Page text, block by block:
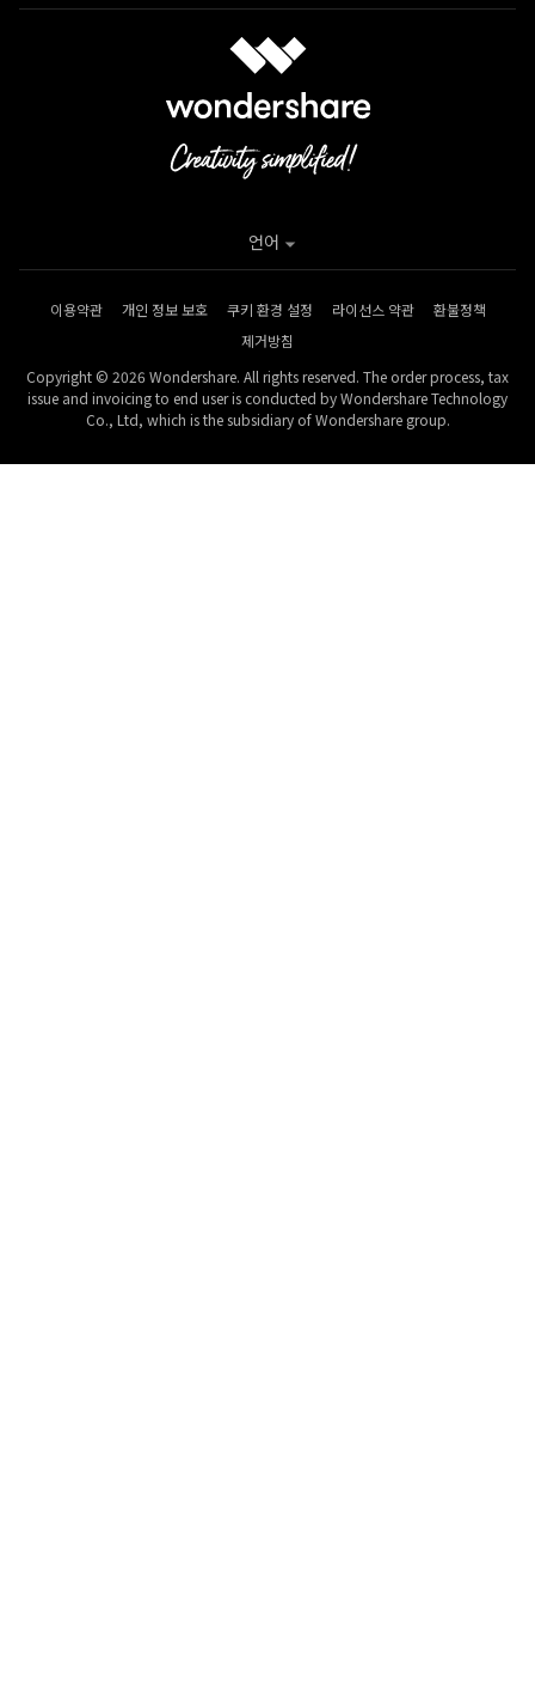
이용약관 개인 정보 보호 쿠키 환경 설정 라이선스 약관
환불정책
제거방침
Copyright © 2026 Wondershare. All rights reserved. The order process, tax
issue and invoicing to end user is conducted by Wondershare Technology
Co., Ltd, which is the subsidiary of Wondershare group.
언어